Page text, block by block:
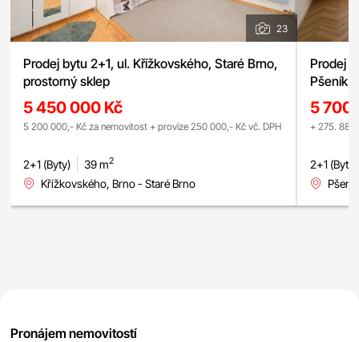
23
Prodej bytu 2+1, ul. Křížkovského, Staré Brno,
prostorný sklep
5 450 000 Kč
5 200 000,- Kč za nemovitost + provize 250 000,- Kč vč. DPH
2+1 (Byty) 39 m2
Křížkovského, Brno - Staré Brno
Prodej
Pšeník,
5 700
+ 275.
2+1 (Byty)
Pronájem nemovitostí